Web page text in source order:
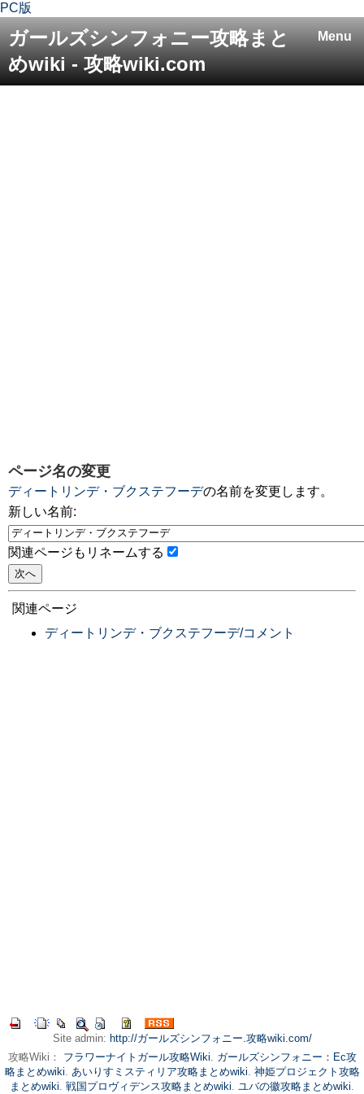
PC版
Menu
ガールズシンフォニー攻略まと
めwiki - 攻略wiki.com
ページ名の変更
ディートリンデ・ブクステフーデの名前を変更します。
新しい名前:
関連ページもリネームする
関連ページ
ディートリンデ・ブクステフーデ/コメント
Site admin: http://ガールズシンフォニー.攻略wiki.com/
攻略Wiki： フラワーナイトガール攻略Wiki. ガールズシンフォニー：Ec攻
略まとめwiki. あいりすミスティリア攻略まとめwiki. 神姫プロジェクト攻略
まとめwiki. 戦国プロヴィデンス攻略まとめwiki. ユバの徽攻略まとめwiki.